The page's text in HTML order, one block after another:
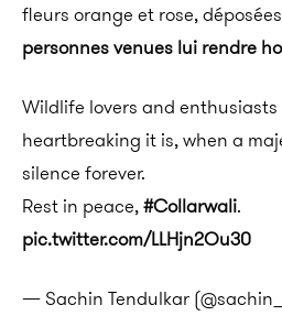
fleurs orange et rose,
personnes venues lui rendre
Wildlife lovers and
heartbreaking it is, when a
silence forever.
Rest in peace,#Collarwali.
pic.twitter.com/LLHjn2Ou30
— Sachin Tendulkar